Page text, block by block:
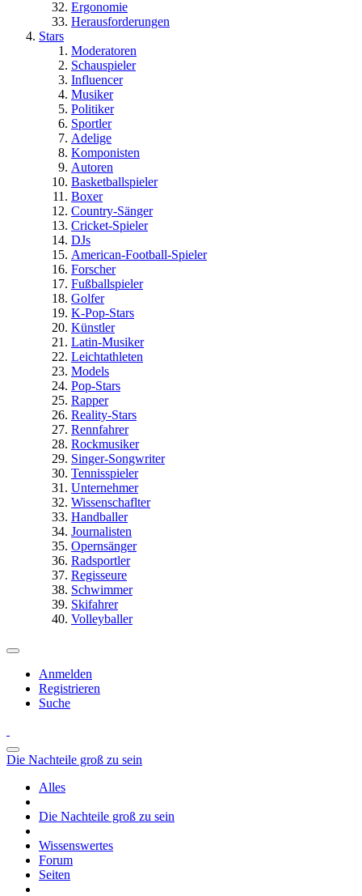
Ergonomie
Herausforderungen
Stars
Moderatoren
Schauspieler
Influencer
Musiker
Politiker
Sportler
Adelige
Komponisten
Autoren
Basketballspieler
Boxer
Country-Sänger
Cricket-Spieler
DJs
American-Football-Spieler
Forscher
Fußballspieler
Golfer
K-Pop-Stars
Künstler
Latin-Musiker
Leichtathleten
Models
Pop-Stars
Rapper
Reality-Stars
Rennfahrer
Rockmusiker
Singer-Songwriter
Tennisspieler
Unternehmer
Wissenschaflter
Handballer
Journalisten
Opernsänger
Radsportler
Regisseure
Schwimmer
Skifahrer
Volleyballer
Anmelden
Registrieren
Suche
Die Nachteile groß zu sein
Alles
Die Nachteile groß zu sein
Wissenswertes
Forum
Seiten